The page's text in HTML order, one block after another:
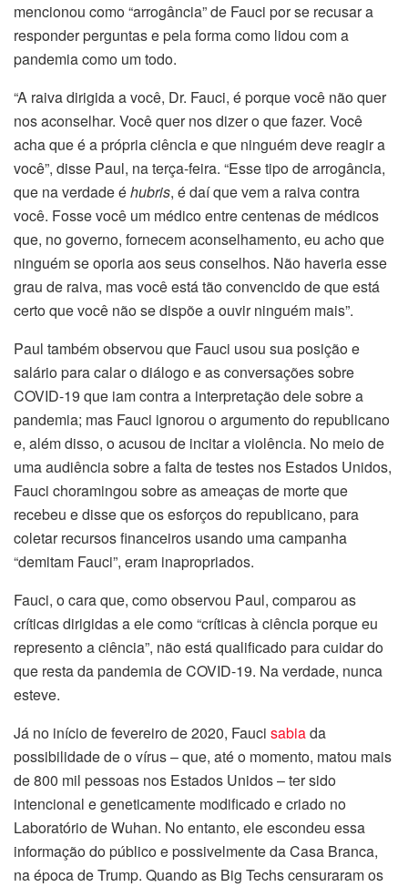
mencionou como “arrogância” de Fauci por se recusar a
responder perguntas e pela forma como lidou com a
pandemia como um todo.
“A raiva dirigida a você, Dr. Fauci, é porque você não quer
nos aconselhar. Você quer nos dizer o que fazer. Você
acha que é a própria ciência e que ninguém deve reagir a
você”, disse Paul, na terça-feira. “Esse tipo de arrogância,
que na verdade éhubris, é daí que vem a raiva contra
você. Fosse você um médico entre centenas de médicos
que, no governo, fornecem aconselhamento, eu acho que
ninguém se oporia aos seus conselhos. Não haveria esse
grau de raiva, mas você está tão convencido de que está
certo que você não se dispõe a ouvir ninguém mais”.
Paul também observou que Fauci usou sua posição e
salário para calar o diálogo e as conversações sobre
COVID-19 que iam contra a interpretação dele sobre a
pandemia; mas Fauci ignorou o argumento do republicano
e, além disso, o acusou de incitar a violência. No meio de
uma audiência sobre a falta de testes nos Estados Unidos,
Fauci choramingou sobre as ameaças de morte que
recebeu e disse que os esforços do republicano, para
coletar recursos financeiros usando uma campanha
“demitam Fauci”, eram inapropriados.
Fauci, o cara que, como observou Paul, comparou as
críticas dirigidas a ele como “críticas à ciência porque eu
represento a ciência”, não está qualificado para cuidar do
que resta da pandemia de COVID-19. Na verdade, nunca
esteve.
Já no início de fevereiro de 2020, Fauci sabiada
possibilidade de o vírus – que, até o momento, matou mais
de 800 mil pessoas nos Estados Unidos – ter sido
intencional e geneticamente modificado e criado no
Laboratório de Wuhan. No entanto, ele escondeu essa
informação do público e possivelmente da Casa Branca,
na época de Trump. Quando as Big Techs censuraram os